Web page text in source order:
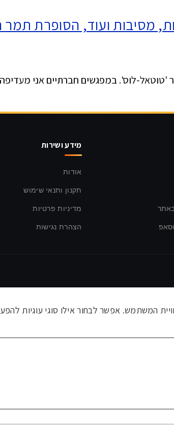
ועוד, הסופרת תמר
'טוטאל-לוס'. במפגשים חברתיים אני
מידע ושירות
אודות
תקנון ותנאי שימוש
מדיניות פרטיות
הצהרת נגישות
המשתמש. אפשר לבחור אילו סוגי עוגיות